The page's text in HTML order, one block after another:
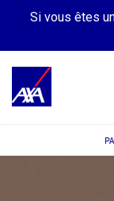
Si vous êtes